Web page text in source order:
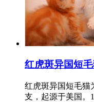
红虎斑异国短
红虎斑异国短毛猫
支，起源于美国。